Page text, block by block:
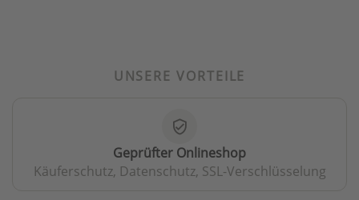
UNSERE VORTEILE
verified_user
Geprüfter Onlineshop
Käuferschutz, Datenschutz, SSL-Verschlüsselung